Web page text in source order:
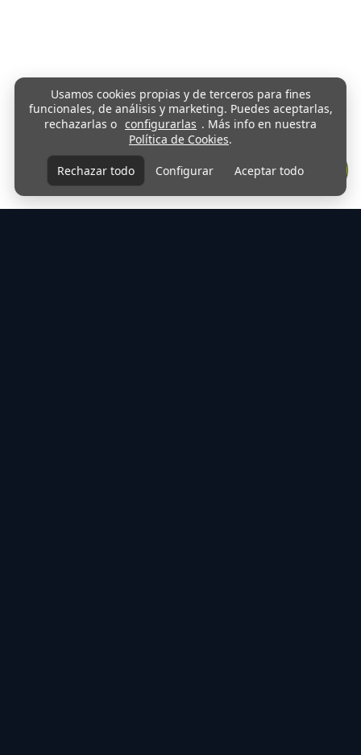
Usamos cookies propias y de terceros para fines
funcionales, de análisis y marketing. Puedes aceptarlas,
rechazarlas o configurarlas . Más info en nuestra
Política de Cookies.
Rechazar todo Configurar Aceptar todo